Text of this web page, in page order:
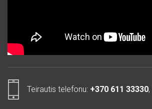
Teirautis telefonu: +370 611 33330,